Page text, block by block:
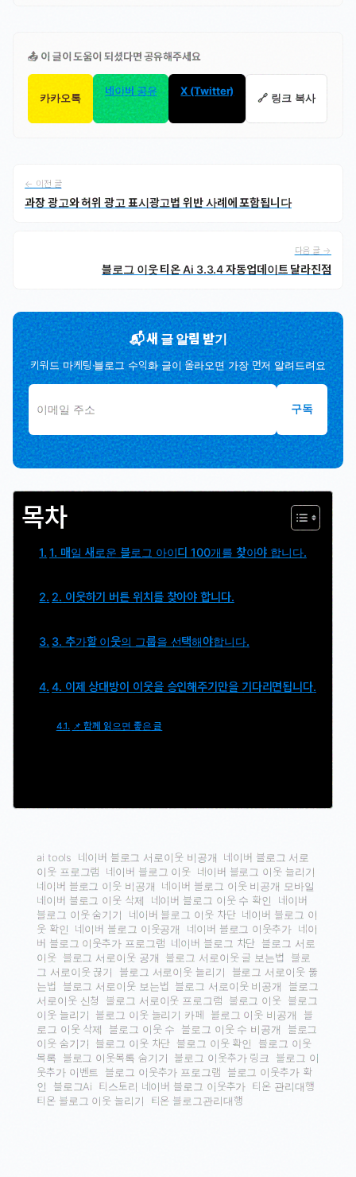
📤 이 글이 도움이 되셨다면 공유해주세요
카카오톡
네이버 공유 X (Twitter)
🔗 링크 복사
← 이전 글
과장 광고와 허위 광고 표시광고법 위반 사례에 포함됩니다
다음 글 →
블로그 이웃 티온 Ai 3.3.4 자동업데이트 달라진점
📬 새 글 알림 받기
키워드 마케팅·블로그 수익화 글이 올라오면 가장 먼저 알려드려요
구독
목차
1. 매일 새로운 블로그 아이디 100개를 찾아야 합니다.
2. 이웃하기 버튼 위치를 찾아야 합니다.
3. 추가할 이웃의 그룹을 선택해야합니다.
4. 이제 상대방이 이웃을 승인해주기만을 기다리면됩니다.
📌 함께 읽으면 좋은 글
ai tools 네이버 블로그 서로이웃 비공개
네이버 블로그 서로
이웃 프로그램
네이버 블로그 이웃 네이버 블로그 이웃 늘리기
네이버 블로그 이웃 비공개
네이버 블로그 이웃 비공개 모바일
네이버 블로그 이웃 삭제
네이버 블로그 이웃 수 확인
네이버
블로그 이웃 숨기기
네이버 블로그 이웃 차단 네이버 블로그 이
웃 확인
네이버 블로그 이웃공개 네이버 블로그 이웃추가 네이
버 블로그 이웃추가 프로그램 네이버 블로그 차단 블로그 서로
이웃 블로그 서로이웃 공개 블로그 서로이웃 글 보는법
블로
그 서로이웃 끊기
블로그 서로이웃 늘리기
블로그 서로이웃 뚫
는법
블로그 서로이웃 보는법 블로그 서로이웃 비공개
블로그
서로이웃 신청
블로그 서로이웃 프로그램 블로그 이웃 블로그
이웃 늘리기 블로그 이웃 늘리기 카페 블로그 이웃 비공개
블
로그 이웃 삭제
블로그 이웃 수 블로그 이웃 수 비공개
블로그
이웃 숨기기
블로그 이웃 차단 블로그 이웃 확인
블로그 이웃
목록
블로그 이웃목록 숨기기 블로그 이웃추가 링크
블로그 이
웃추가 이벤트
블로그 이웃추가 프로그램
블로그 이웃추가 확
인
블로그Ai 티스토리 네이버 블로그 이웃추가 티온 관리대행
티온 블로그 이웃 늘리기
티온 블로그관리대행